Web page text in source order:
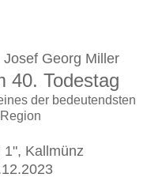
Georg Miller
40. Todestag
der bedeutendsten
Kallmünz